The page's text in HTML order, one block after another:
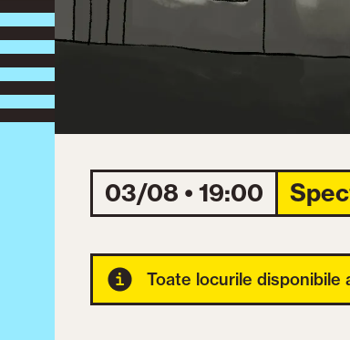
03/08 • 19:00
Toate locurile